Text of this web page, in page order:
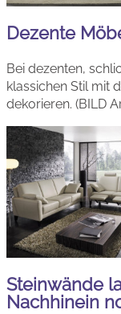
Dezente
Bei dezenten,
klassichen Stil mit
dekorieren. (BILD
Steinwände
Nachhinein